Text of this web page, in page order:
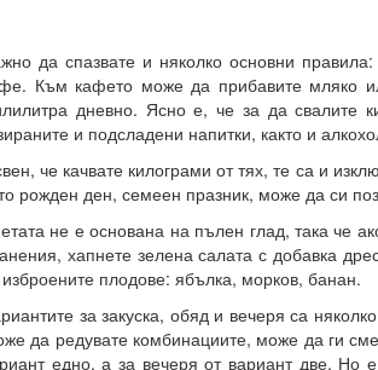
да спазвате и няколко основни
Към кафето може да прибавите мляко
дневно. Ясно е, че за да свалите
и подсладени напитки, както и
че качвате килограми от тях, те са и
рожден ден, семеен празник, може да си
не е основана на пълен глад, така че
хапнете зелена салата с добавка
плодове: ябълка, морков, банан.
за закуска, обяд и вечеря са
да редувате комбинациите, може да ги
едно, а за вечеря от вариант две. Но